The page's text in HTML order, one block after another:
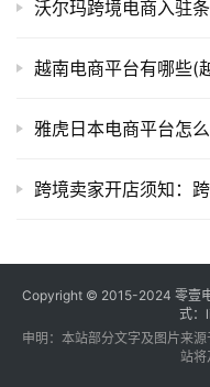
沃尔玛跨境电商入驻
越南电商平台有哪些(
雅虎日本电商平台怎
跨境卖家开店须知：
Copyright © 2015-2024 零壹
式：
申明：本站部分文字及图片来
站将